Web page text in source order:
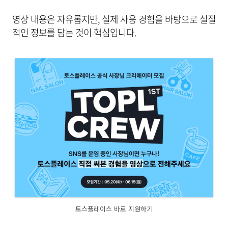
영상 내용은 자유롭지만, 실제 사용 경험을 바탕으로 실질
적인 정보를 담는 것이 핵심입니다.
토스플레이스 바로 지원하기